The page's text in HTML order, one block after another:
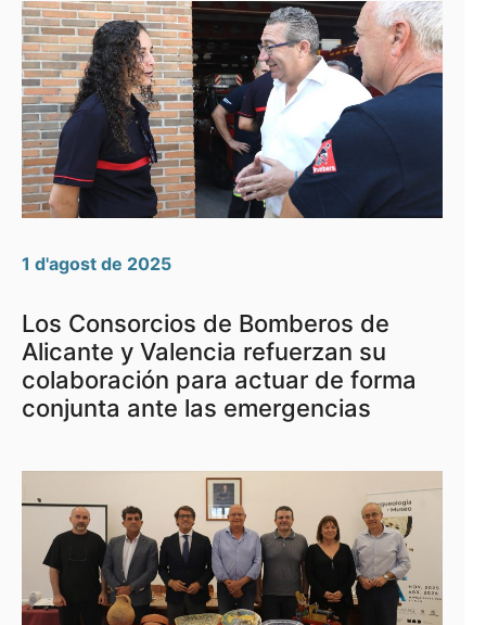
1 d'agost de 2025
Los Consorcios de Bomberos de
Alicante y Valencia refuerzan su
colaboración para actuar de forma
conjunta ante las emergencias